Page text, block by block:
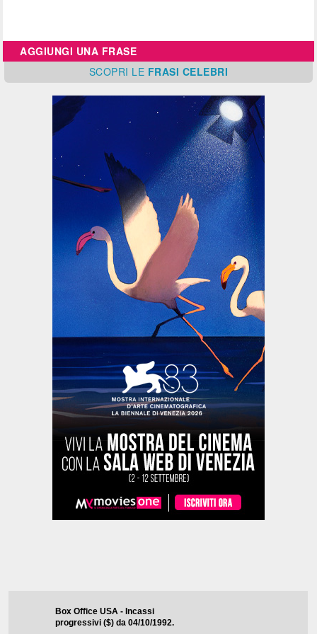
AGGIUNGI UNA FRASE
SCOPRI LE FRASI CELEBRI